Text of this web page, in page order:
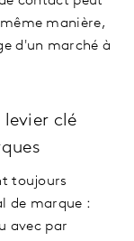
manière,
d'un marché à
levier clé
toujours
de marque :
avec par